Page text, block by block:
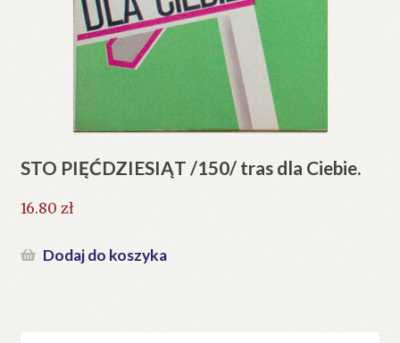
STO PIĘĆDZIESIĄT /150/ tras dla Ciebie.
16.80 zł
Dodaj do koszyka